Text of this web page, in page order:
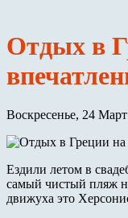
Отдых в
Воскресенье, 24
Ездили летом в
самый чистый пляж
движуха это